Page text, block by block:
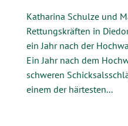
Katharina Schulze und
Rettungskräften in
ein Jahr nach der
Ein Jahr nach dem
schweren
einem der härtesten...